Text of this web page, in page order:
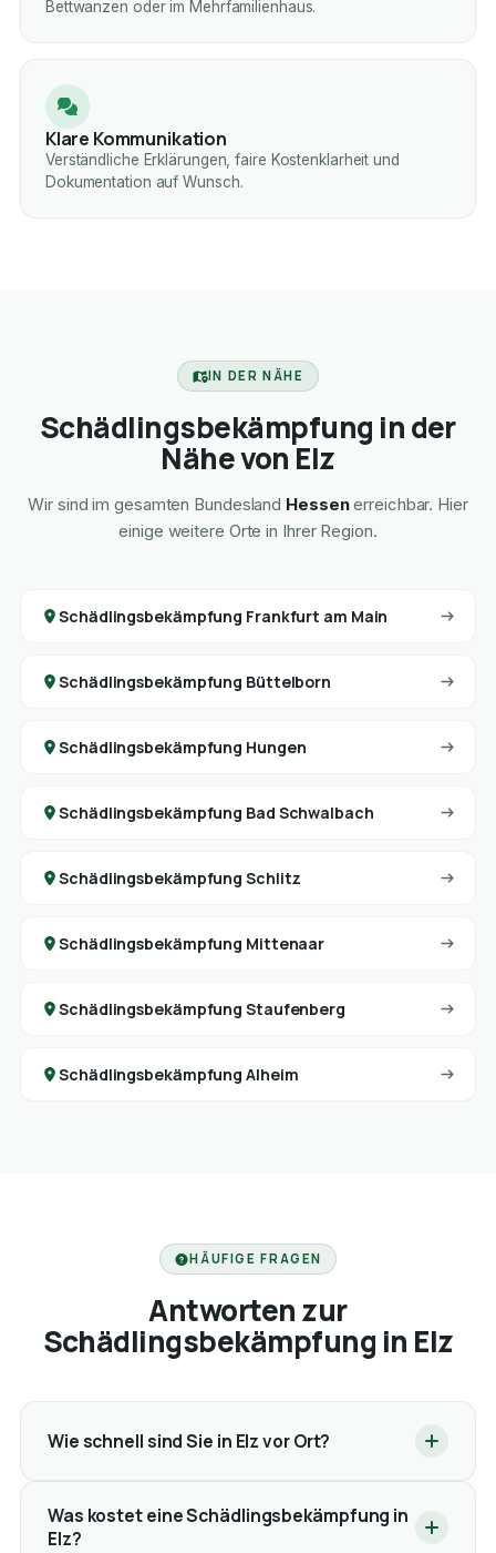
Bettwanzen oder im Mehrfamilienhaus.
Klare Kommunikation
Verständliche Erklärungen, faire Kostenklarheit und
Dokumentation auf Wunsch.
IN DER NÄHE
Schädlingsbekämpfung in der
Nähe von Elz
Wir sind im gesamten Bundesland Hessenerreichbar. Hier
einige weitere Orte in Ihrer Region.
Schädlingsbekämpfung Frankfurt am Main
Schädlingsbekämpfung Büttelborn
Schädlingsbekämpfung Hungen
Schädlingsbekämpfung Bad Schwalbach
Schädlingsbekämpfung Schlitz
Schädlingsbekämpfung Mittenaar
Schädlingsbekämpfung Staufenberg
Schädlingsbekämpfung Alheim
HÄUFIGE FRAGEN
Antworten zur
Schädlingsbekämpfung in Elz
Wie schnell sind Sie in Elz vor Ort?
Was kostet eine Schädlingsbekämpfung in
Elz?